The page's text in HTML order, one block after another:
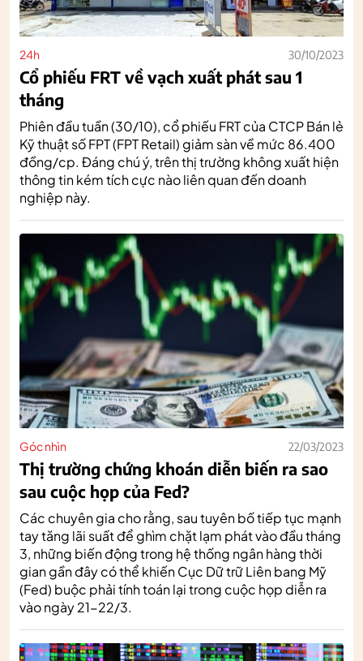
24h 30/10/2023
Cổ phiếu FRT về vạch xuất phát sau 1
tháng
Phiên đầu tuần (30/10), cổ phiếu FRT của CTCP Bán lẻ
Kỹ thuật số FPT (FPT Retail) giảm sàn về mức 86.400
đồng/cp. Đáng chú ý, trên thị trường không xuất hiện
thông tin kém tích cực nào liên quan đến doanh
nghiệp này.
Góc nhìn 22/03/2023
Thị trường chứng khoán diễn biến ra sao
sau cuộc họp của Fed?
Các chuyên gia cho rằng, sau tuyên bố tiếp tục mạnh
tay tăng lãi suất để ghìm chặt lạm phát vào đầu tháng
3, những biến động trong hệ thống ngân hàng thời
gian gần đây có thể khiến Cục Dữ trữ Liên bang Mỹ
(Fed) buộc phải tính toán lại trong cuộc họp diễn ra
vào ngày 21-22/3.